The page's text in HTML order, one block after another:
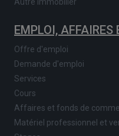
Autre immobilier
EMPLOI, AFFAIRES
Offre d'emploi
Demande d'emploi
Services
Cours
Affaires et fonds de
Matériel professionnel et